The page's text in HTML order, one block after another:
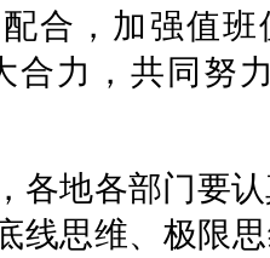
合，加强值
合力，共同努
各地各部门要
线思维、极限